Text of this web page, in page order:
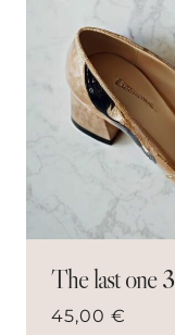
The last one 3
45,00 €